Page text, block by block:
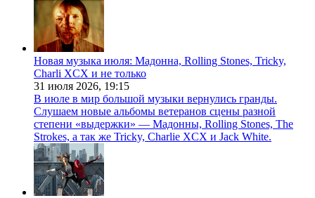
Новая музыка июля: Мадонна, Rolling Stones, Tricky,
Charli XCX и не только
31 июля 2026, 19:15
В июле в мир большой музыки вернулись гранды.
Слушаем новые альбомы ветеранов сцены разной
степени «выдержки» — Мадонны, Rolling Stones, The
Strokes, а так же Tricky, Charlie XCX и Jack White.